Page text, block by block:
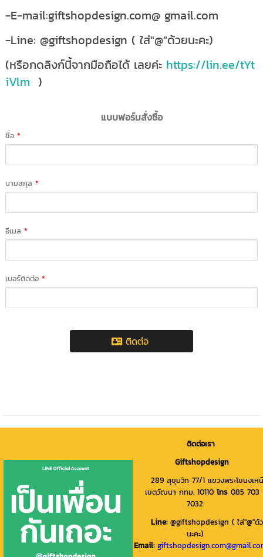
-E-mail:giftshopdesign.com@ gmail.com
-Line: @giftshopdesign ( ใส่"@"ด้วยนะคะ)
(หรือกดลิงก์นี้จากมือถือได้ เลยค่ะ https://lin.ee/tYt
iVlm )
แบบฟอร์มสั่งซื้อ
ชื่อ*
นามสกุล*
อีเมล*
เบอร์ติดต่อ*
ติดต่อ
ติดต่อเรา
Giftshopdesign
289 สุขุมวิท 77/1 แขวงพระโขนงเห
เขตวัฒนา กทม. 10110โทร085 703
7032
Line: @giftshopdesign ( ใส่"@"ด้
นะคะ)
Email: